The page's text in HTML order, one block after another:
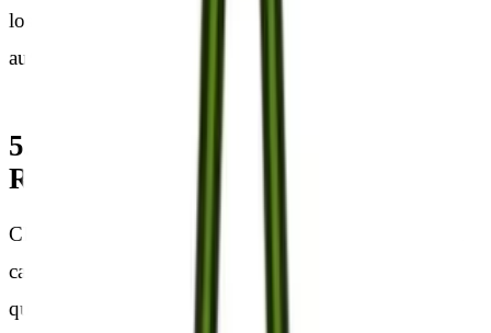
los derechos de propiedad intelectual o industrial del
autor.
5. Exclusión de Garantías y
Responsabilidad
CERECILLA, S.L. no se hace responsable, en ningún
caso, de los daños y perjuicios de cualquier naturaleza
que pudieran ocasionar, a título enunciativo: errores u